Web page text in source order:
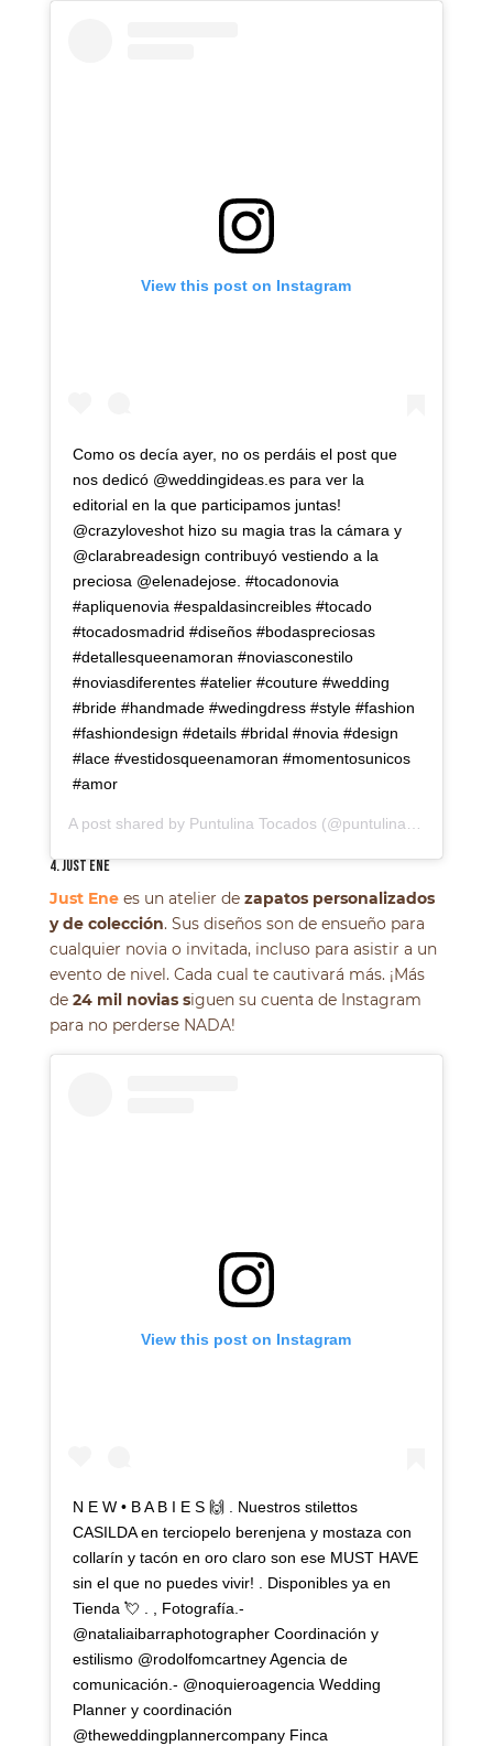
View this post on Instagram
Como os decía ayer, no os perdáis el post que
nos dedicó @weddingideas.es para ver la
editorial en la que participamos juntas!
@crazyloveshot hizo su magia tras la cámara y
@clarabreadesign contribuyó vestiendo a la
preciosa @elenadejose. #tocadonovia
#apliquenovia #espaldasincreibles #tocado
#tocadosmadrid #diseños #bodaspreciosas
#detallesqueenamoran #noviasconestilo
#noviasdiferentes #atelier #couture #wedding
#bride #handmade #wedingdress #style #fashion
#fashiondesign #details #bridal #novia #design
#lace #vestidosqueenamoran #momentosunicos
#amor
A post shared by Puntulina Tocados (@puntulina_tocados) on
4. JUST ENE
Just Enees un atelier de zapatos personalizados
y de colección. Sus diseños son de ensueño para
cualquier novia o invitada, incluso para asistir a un
evento de nivel. Cada cual te cautivará más. ¡Más
de 24 mil novias siguen su cuenta de Instagram
para no perderse NADA!
View this post on Instagram
N E W • B A B I E S 🙌 . Nuestros stilettos
CASILDA en terciopelo berenjena y mostaza con
collarín y tacón en oro claro son ese MUST HAVE
sin el que no puedes vivir! . Disponibles ya en
Tienda 💘 . , Fotografía.-
@nataliaibarraphotographer Coordinación y
estilismo @rodolfomcartney Agencia de
comunicación.- @noquieroagencia Wedding
Planner y coordinación
@theweddingplannercompany Finca